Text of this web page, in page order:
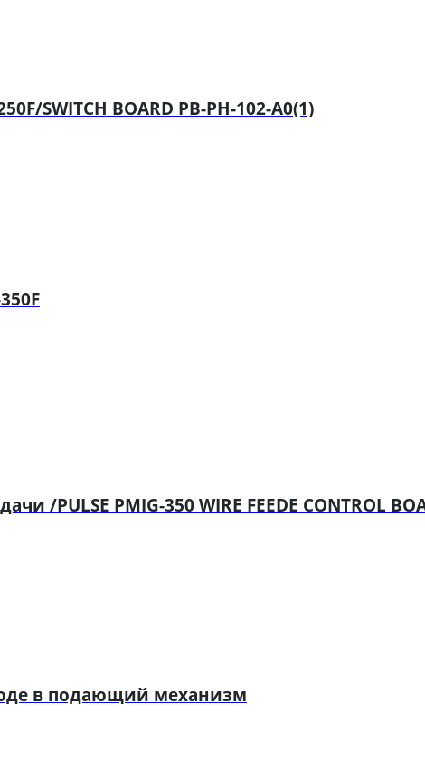
SWITCH BOARD PB-PH-102-A0(1)
/PULSE PMIG-350 WIRE FEEDE CONTROL
в подающий механизм